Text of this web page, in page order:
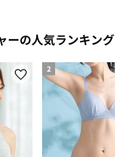
ーの人気ランキング
2